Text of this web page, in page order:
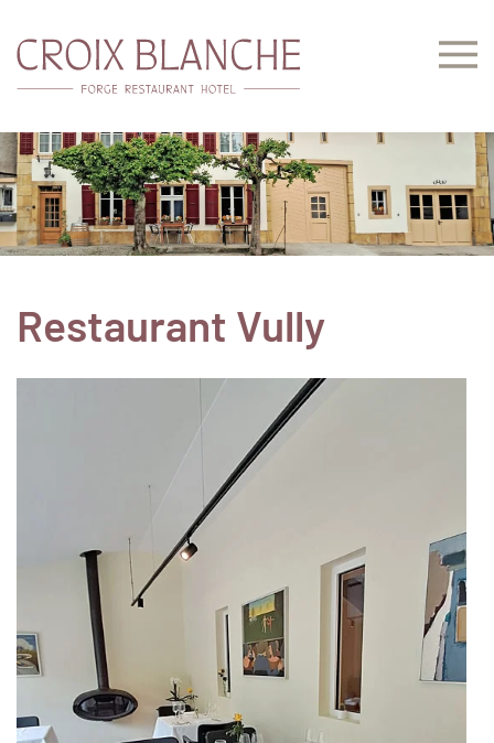
Accéder au contenu principal
Restaurant Vully